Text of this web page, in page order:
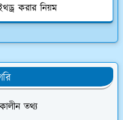
করার নিয়ম
তথ্য